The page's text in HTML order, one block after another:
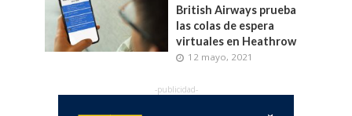
British Airways prueba
las colas de espera
virtuales en Heathrow
12 mayo, 2021